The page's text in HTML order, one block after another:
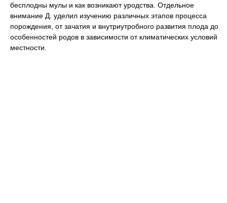
бесплодны мулы и как возникают уродства. Отдельное
внимание Д. уделил изучению различных этапов процесса
порождения, от зачатия и внутриутробного развития плода до
особенностей родов в зависимости от климатических условий
местности.